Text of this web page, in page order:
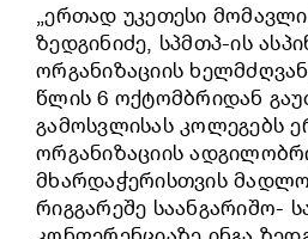
„ერთად უკეთესი
ზედგინიძე, სპმთპ-ის
ორგანიზაციის
წლის 6 ოქტომბრიდან
გამოსვლისას კოლეგებს
ორგანიზაციის
მხარდაჭერისთვის
რიგგარეშე საანგარიშო-